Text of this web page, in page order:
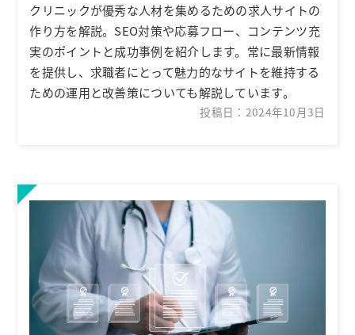
クリニックが優秀な人材を集めるための求人サイトの
作り方を解説。SEO対策や応募フロー、コンテンツ充
実のポイントと成功事例を紹介します。常に最新情報
を提供し、求職者にとって魅力的なサイトを維持する
ための運用と改善策についても解説しています。
投稿日：2024年10月3日